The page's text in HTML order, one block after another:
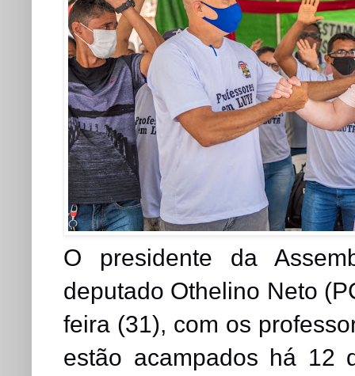
O presidente da
deputado Othelino Neto
feira (31), com os
estão acampados há 12